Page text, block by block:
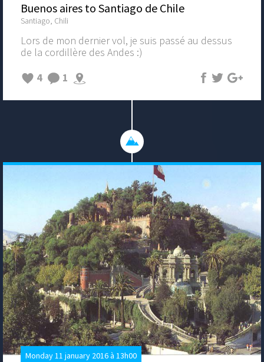
Buenos aires to Santiago de Chile
Santiago, Chili
Lors de mon dernier vol, je suis passé au dessus
de la cordillère des Andes :)
4
1
Monday 11 january 2016 à 13h00